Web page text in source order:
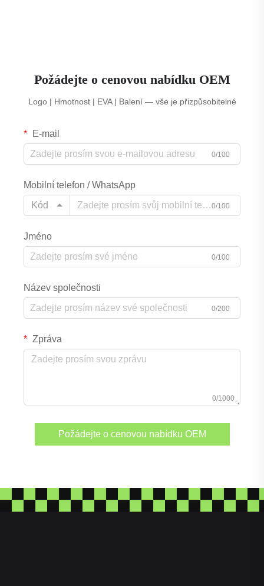
Požádejte o cenovou nabídku OEM
Logo | Hmotnost | EVA | Balení — vše je přizpůsobitelné
E-mail
0/100
Mobilní telefon / WhatsApp
Kód
0/100
Jméno
0/100
Název společnosti
0/200
Zpráva
0/1000
Požádejte o cenovou nabídku OEM